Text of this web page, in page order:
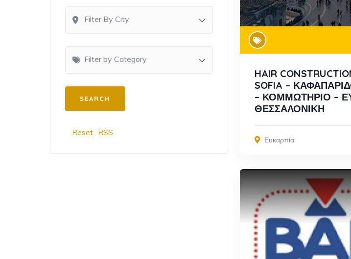
Filter By City
Filter by Category
Reset RSS
HAIR
SOFIA –
– ΚΟΜΜΩΤΗΡΙΟ –
ΘΕΣΣΑΛΟΝΙΚΗ
Ευκαρπία